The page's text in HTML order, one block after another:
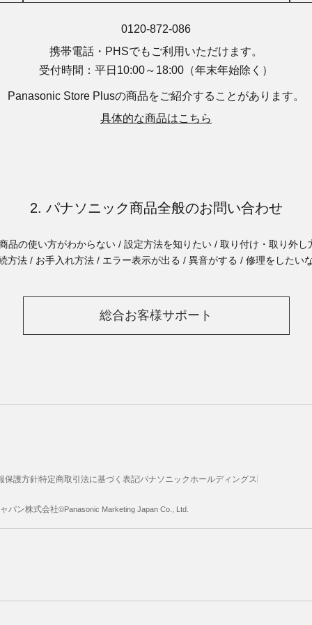
0120-872-086
携帯電話・PHSでもご利用いただけます。
受付時間：平日10:00～18:00 （年末年始除く）
Panasonic Store Plusの商品をご紹介することがあります。
具体的な商品はこちら
2. パナソニック商品全般のお問い合わせ
品の使い方がわからない / 設定方法を知りたい / 取り付け・取り外し
方法 / お手入れ方法 / エラー表示が出る / 異音がする / 修理をしたい
総合お客様サポート
保護方針特定商取引法に基づく表記パナソニックホールディングス
パン株式会社©Panasonic Marketing Japan Co., Ltd.